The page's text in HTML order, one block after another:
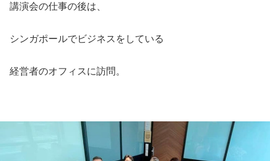
講演会の仕事の後は、
シンガポールでビジネスをしている
経営者のオフィスに訪問。